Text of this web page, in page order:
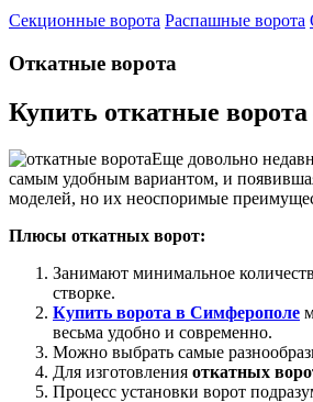
Секционные ворота Распашные ворота
Откатные ворота
Купить откатные
Еще довольно
самым удобным вариантом, и
моделей, но их неоспоримые
Плюсы откатных ворот:
Занимают минимальное
створке.
Купить ворота в Симферополе
весьма удобно и современно.
Можно выбрать самые
Для изготовления откатных
Процесс установки ворот